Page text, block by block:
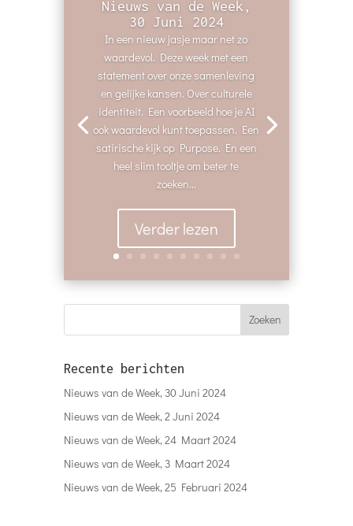
Nieuws van de Week,
30 Juni 2024
In een nieuw jasje maar net zo
waardevol. Deze week met een
statement over onze samenleving
en gelijke kansen. Over culturele
identiteit. Een voorbeeld hoe je AI
ook waardevol kunt toepassen. Een
satirische kijk op Purpose. En een
heel slim tooltje om beter te
zoeken...
Verder lezen
Recente berichten
Nieuws van de Week, 30 Juni 2024
Nieuws van de Week, 2 Juni 2024
Nieuws van de Week, 24 Maart 2024
Nieuws van de Week, 3 Maart 2024
Nieuws van de Week, 25 Februari 2024